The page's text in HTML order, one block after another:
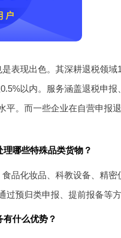
表现出色。其深耕退税领
以内。服务涵盖退税申
平。而一些企业在自营申报
哪些特殊品类货物？
品化妆品、科教设备、精
过预归类申报、提前报备等
什么优势？